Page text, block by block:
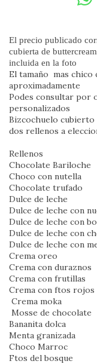
El precio publicado
cubierta de
incluida en la foto
El tamaño mas chico
aproximadamente
Podes consultar por
personalizados
Bizcochuelo cubierto
dos rellenos a
Rellenos
Chocolate Bariloche
Choco con nutella
Chocolate trufado
Dulce de leche
Dulce de leche con
Dulce de leche con
Dulce de leche con
Dulce de leche con
Crema oreo
Crema con duraznos
Crema con frutillas
Crema con ftos rojos
Crema moka
Mosse de chocolate
Bananita dolca
Menta granizada
Choco Marroc
Ftos del bosque